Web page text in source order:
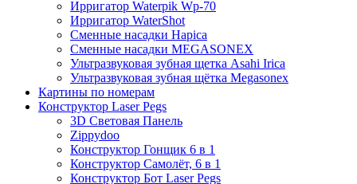
Ирригатор Waterpik Wp-70
Ирригатор WaterShot
Сменные насадки Hapica
Сменные насадки MEGASONEX
Ультразвуковая зубная щетка Asahi Irica
Ультразвуковая зубная щётка Megasonex
Картины по номерам
Конструктор Laser Pegs
3D Световая Панель
Zippydoo
Конструктор Гонщик 6 в 1
Конструктор Cамолёт, 6 в 1
Конструктор Бот Laser Pegs